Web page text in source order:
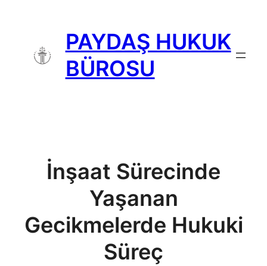
PAYDAŞ HUKUK
BÜROSU
İnşaat Sürecinde
Yaşanan
Gecikmelerde Hukuki
Süreç